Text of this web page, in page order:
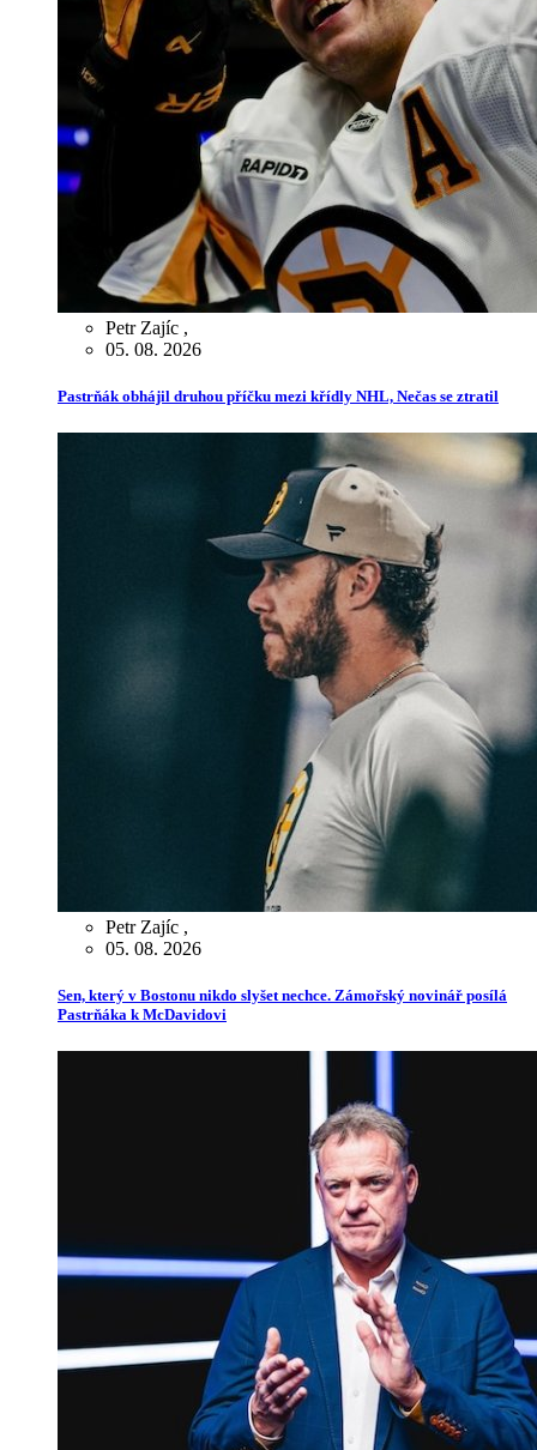
Petr Zajíc ,
05. 08. 2026
Pastrňák obhájil druhou příčku mezi křídly NHL, Nečas se ztratil
Petr Zajíc ,
05. 08. 2026
Sen, který v Bostonu nikdo slyšet nechce. Zámořský novinář posílá
Pastrňáka k McDavidovi